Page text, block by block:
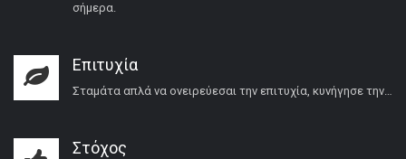
σήμερα.
Επιτυχία
Σταμάτα απλά να ονειρεύεσαι την επιτυχία, κυνήγησε την…
Στόχος